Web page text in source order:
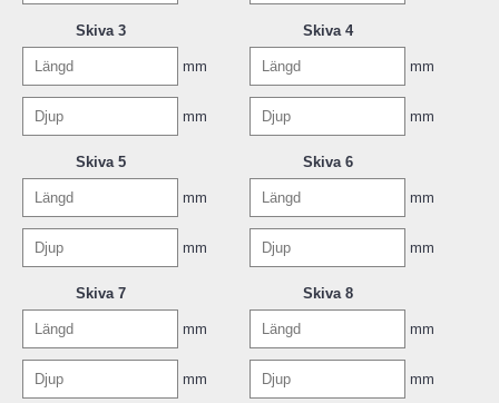
Skiva 3
mm
mm
Skiva 4
mm
mm
Skiva 5
mm
mm
Skiva 6
mm
mm
Skiva 7
mm
mm
Skiva 8
mm
mm